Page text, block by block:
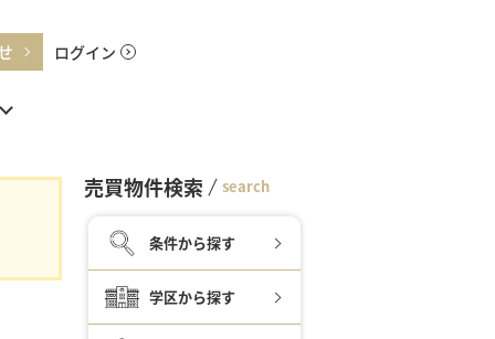
ログイン
売買物件検索 search
条件から探す
学区から探す